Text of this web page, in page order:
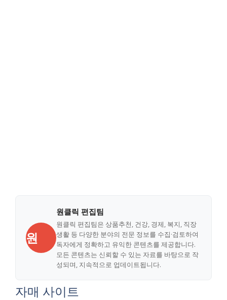
원
원클릭 편집팀
원클릭 편집팀은 상품추천, 건강, 경제, 복지, 직장
생활 등 다양한 분야의 전문 정보를 수집·검토하여
독자에게 정확하고 유익한 콘텐츠를 제공합니다.
모든 콘텐츠는 신뢰할 수 있는 자료를 바탕으로 작
성되며, 지속적으로 업데이트됩니다.
자매 사이트